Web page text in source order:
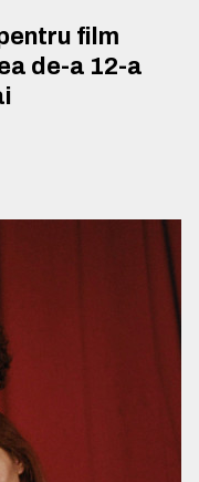
film
de-a 12-a